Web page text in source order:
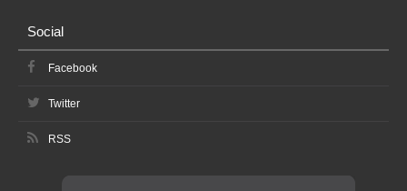
Social
Facebook
Twitter
RSS